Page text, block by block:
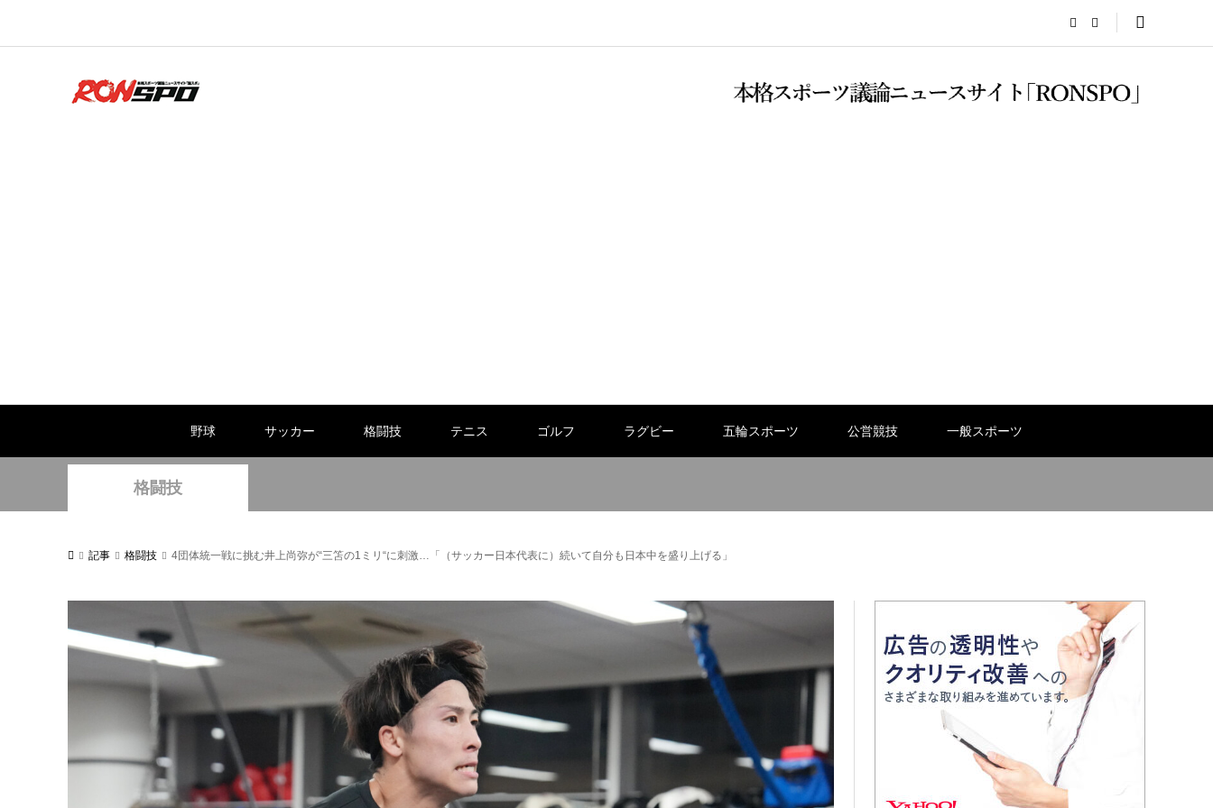
野球 サッカー 格闘技 テニス ゴルフ ラグビー 五輪スポーツ 公営競技 一般スポーツ
格闘技
記事 格闘技 4団体統一戦に挑む井上尚弥が“三笘の1ミリ“に刺激…「（サッカー日本代表に）続いて自分も日本中を盛り上げる」